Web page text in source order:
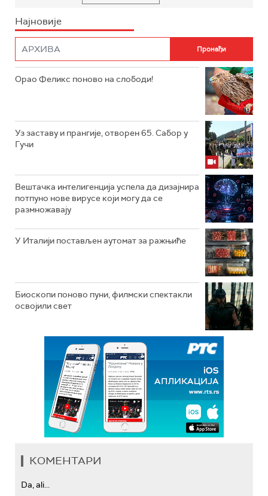
Најновије
Орао Феликс поново на слободи!
Уз заставу и прангије, отворен 65. Сабор у
Гучи
Вештачка интелигенција успела да дизајнира
потпуно нове вирусе који могу да се
размножавају
У Италији постављен аутомат за ражњиће
Биоскопи поново пуни, филмски спектакли
освојили свет
КОМЕНТАРИ
Da, ali...